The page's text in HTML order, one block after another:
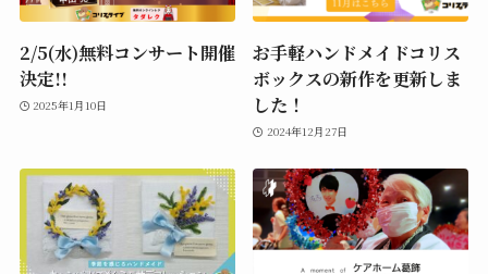
2/5(水)無料コンサート開催
決定!!
2025年1月10日
お手軽ハンドメイドコリス
ボックスの新作を更新しま
した！
2024年12月27日